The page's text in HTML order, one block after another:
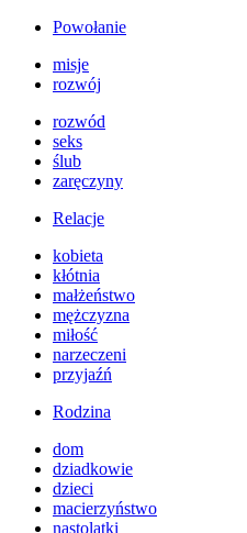
Powołanie
misje
rozwój
rozwód
seks
ślub
zaręczyny
Relacje
kobieta
kłótnia
małżeństwo
mężczyzna
miłość
narzeczeni
przyjaźń
Rodzina
dom
dziadkowie
dzieci
macierzyństwo
nastolatki